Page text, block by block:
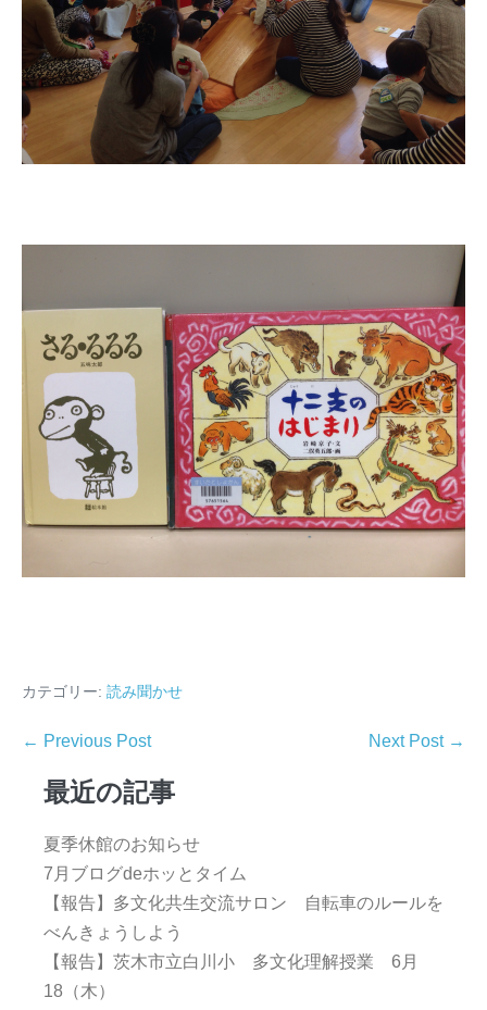
カテゴリー: 読み聞かせ
← Previous Post Next Post →
最近の記事
夏季休館のお知らせ
7月ブログdeホッとタイム
【報告】多文化共生交流サロン 自転車のルールを
べんきょうしよう
【報告】茨木市立白川小 多文化理解授業 6月
18（木）